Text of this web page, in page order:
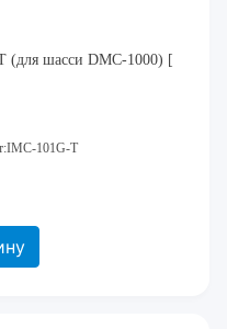
(для шасси DMC-1000) [
101G-T